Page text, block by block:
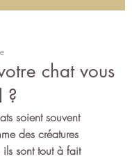
chat vous
?
soient souvent
des créatures
sont tout à fait